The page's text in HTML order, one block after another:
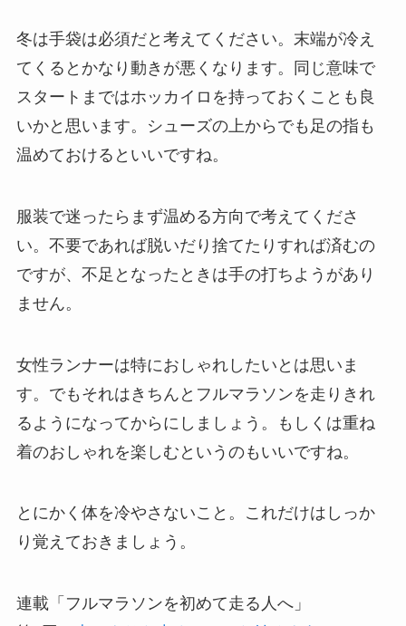
冬は手袋は必須だと考えてください。末端が冷え
てくるとかなり動きが悪くなります。同じ意味で
スタートまではホッカイロを持っておくことも良
いかと思います。シューズの上からでも足の指も
温めておけるといいですね。
服装で迷ったらまず温める方向で考えてくださ
い。不要であれば脱いだり捨てたりすれば済むの
ですが、不足となったときは手の打ちようがあり
ません。
女性ランナーは特におしゃれしたいとは思いま
す。でもそれはきちんとフルマラソンを走りきれ
るようになってからにしましょう。もしくは重ね
着のおしゃれを楽しむというのもいいですね。
とにかく体を冷やさないこと。これだけはしっか
り覚えておきましょう。
連載「フルマラソンを初めて走る人へ」